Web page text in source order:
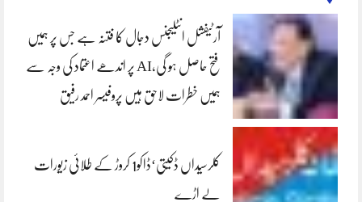
آرٹیفشل انٹلیجنس دجال کا فتنہ ہے جس پر ہمیں
فتح حاصل ہو گی،AI پر اندھے اعتماد کی وجہ سے
ہمیں خطرات لاحق ہیں پروفیسر احمد رفیق
کلرسیداں ڈکیتی‘ڈاکو1 کروڑ کے طلائی زیورات
لے اڑے